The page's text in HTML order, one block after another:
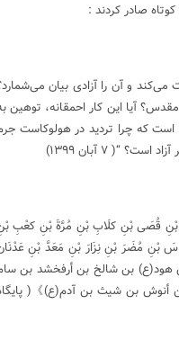
صادر کردند :
می‌کند و آن را آزادی بیان
آیا این کار احمقانه، توهین
که چرا تردید در هولوکاست
“( ۷ آبان ۱۳۹۹)
بْنِ قُصَی بْنِ کلَابِ بْنِ مُرَّةَ بْنِ کعْبِ
بْنِ مُضَرَ بْنِ نِزَارَ بْنِ مَعَدَّ بْنِ
هود(ع) بن شالخ بن أرفخشد بن
أنوش بن شیث بن آدم(ع)》(